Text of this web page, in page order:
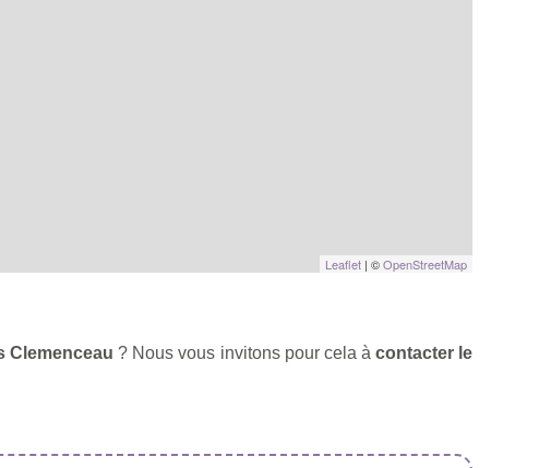
Leaflet | ©OpenStreetMap
Clemenceau ? Nous vous invitons pour cela à contacter le